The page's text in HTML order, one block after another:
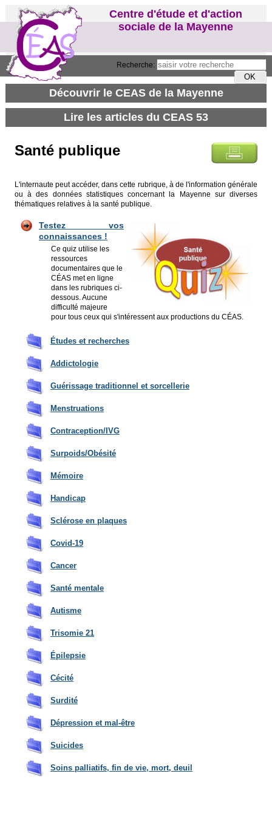
Recherche:
Centre d'étude et d'action
sociale de la Mayenne
Santé publique
L'internaute peut accéder, dans cette rubrique, à de l'information générale
ou à des données statistiques concernant la Mayenne sur diverses
thématiques relatives à la santé publique.
Testez vos
connaissances !
Ce quiz utilise les
ressources
documentaires que le
CÉAS met en ligne
dans les rubriques ci-
dessous. Aucune
difficulté majeure
pour tous ceux qui s'intéressent aux productions du CÉAS.
Études et recherches
Addictologie
Guérissage traditionnel et sorcellerie
Menstruations
Contraception/IVG
Surpoids/Obésité
Mémoire
Handicap
Sclérose en plaques
Covid-19
Cancer
Santé mentale
Autisme
Trisomie 21
Épilepsie
Cécité
Surdité
Dépression et mal-être
Suicides
Soins palliatifs, fin de vie, mort, deuil